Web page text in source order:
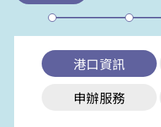
港口資訊
申辦服務